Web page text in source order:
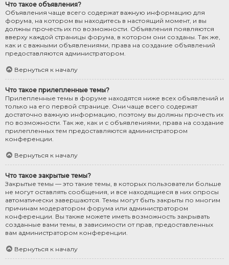
Что такое объявления?
Объявления чаще всего содержат важную информацию для
форума, на котором вы находитесь в настоящий момент, и вы
должны прочесть их по возможности. Объявления появляются
вверху каждой страницы форума, в котором они созданы. Так же,
как и с важными объявлениями, права на создание объявлений
предоставляются администратором.
Вернуться к началу
Что такое прилепленные темы?
Прилепленные темы в форуме находятся ниже всех объявлений и
только на его первой странице. Они чаще всего содержат
достаточно важную информацию, поэтому вы должны прочесть их
по возможности. Так же, как и с объявлениями, права на создание
прилепленных тем предоставляются администратором
конференции.
Вернуться к началу
Что такое закрытые темы?
Закрытые темы — это такие темы, в которых пользователи больше
не могут оставлять сообщения, и все находящиеся в них опросы
автоматически завершаются. Темы могут быть закрыты по многим
причинам модератором форума или администратором
конференции. Вы также можете иметь возможность закрывать
созданные вами темы, в зависимости от прав, предоставленных
вам администратором конференции.
Вернуться к началу